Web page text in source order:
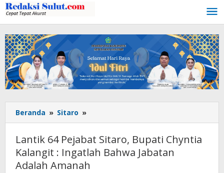
Lewati
ke
konten
Beranda » Sitaro »
64
Sitaro,
Bupati
Chyntia
Lantik 64 Pejabat Sitaro, Bupati Chyntia
Kalangit : Ingatlah Bahwa Jabatan
Adalah Amanah